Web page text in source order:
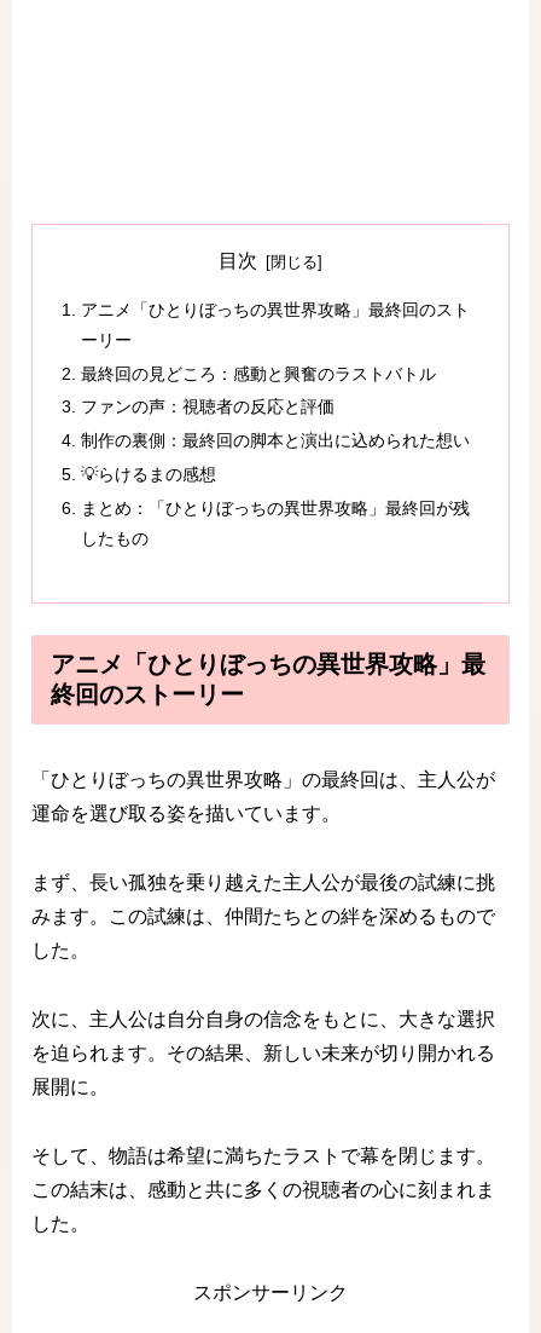
目次
アニメ「ひとりぼっちの異世界攻略」最終回のスト
ーリー
最終回の見どころ：感動と興奮のラストバトル
ファンの声：視聴者の反応と評価
制作の裏側：最終回の脚本と演出に込められた想い
💡らけるまの感想
まとめ：「ひとりぼっちの異世界攻略」最終回が残
したもの
アニメ「ひとりぼっちの異世界攻略」最
終回のストーリー
「ひとりぼっちの異世界攻略」の最終回は、主人公が
運命を選び取る姿を描いています。
まず、長い孤独を乗り越えた主人公が最後の試練に挑
みます。この試練は、仲間たちとの絆を深めるもので
した。
次に、主人公は自分自身の信念をもとに、大きな選択
を迫られます。その結果、新しい未来が切り開かれる
展開に。
そして、物語は希望に満ちたラストで幕を閉じます。
この結末は、感動と共に多くの視聴者の心に刻まれま
した。
スポンサーリンク